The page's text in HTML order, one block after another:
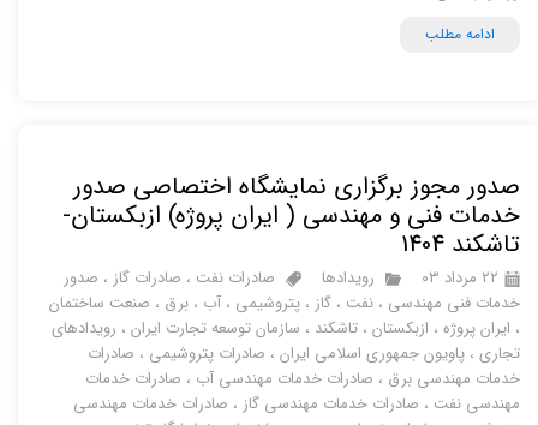
ادامه مطلب
صدور مجوز برگزاری نمایشگاه اختصاصی صدور
خدمات فنی و مهندسی ( ایران پروژه) ازبکستان-
تاشکند 1404
۲۲ مرداد ۰۳ رویدادها صادرات نفت ، صادرات گاز ، صدور
خدمات فنی مهندسی ،نفت ،گاز ،پتروشیمی ،آب ،برق ، صنعت ساختمان
، ایران پروژه ، ازبکستان ،تاشکند ، سازمان توسعه تجارت ایران ، رویدادهای
تجاری ،پاویون جمهوری اسلامی ایران ، صادرات پتروشیمی ، صادرات
خدمات مهندسی برق ، صادرات خدمات مهندسی آب ، صادرات خدمات
مهندسی نفت ، صادرات خدمات مهندسی گاز ، صادرات خدمات مهندسی